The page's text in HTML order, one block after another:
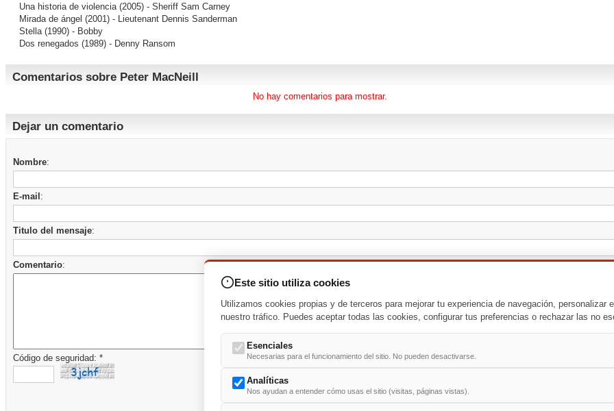
Una historia de violencia(2005) - Sheriff Sam Carney
Mirada de ángel (2001) - Lieutenant Dennis Sanderman
Stella(1990) - Bobby
Dos renegados (1989) - Denny Ransom
Comentarios sobre Peter MacNeill
No hay comentarios para mostrar.
Dejar un comentario
Nombre:
E-mail :
Titulo del mensaje:
Comentario:
Código de seguridad: *
Este sitio utiliza cookies
Utilizamos cookies propias y de terceros para mejorar tu experiencia de navegación, personalizar
nuestro tráfico. Puedes aceptar todas las cookies, configurar tus preferencias o rechazar las no
Esenciales
Necesarias para el funcionamiento del sitio. No pueden desactivarse.
Analíticas
Nos ayudan a entender cómo usas el sitio (visitas, páginas vistas).